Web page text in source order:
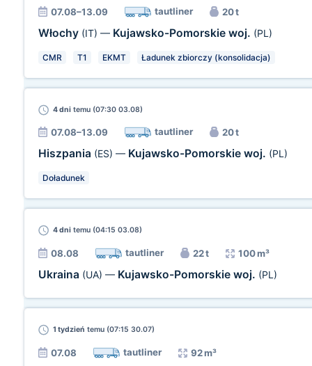
07.08–13.09 tautliner 20 t
Włochy (IT) — Kujawsko-Pomorskie woj. (PL)
CMR T1 EKMT Ładunek zbiorczy (konsolidacja)
4 dni temu (07:30 03.08)
07.08–13.09 tautliner 20 t
Hiszpania (ES) — Kujawsko-Pomorskie woj. (PL)
Doładunek
4 dni temu (04:15 03.08)
08.08 tautliner 22 t 100 m³
Ukraina (UA) — Kujawsko-Pomorskie woj. (PL)
1 tydzień temu (07:15 30.07)
07.08 tautliner 92 m³